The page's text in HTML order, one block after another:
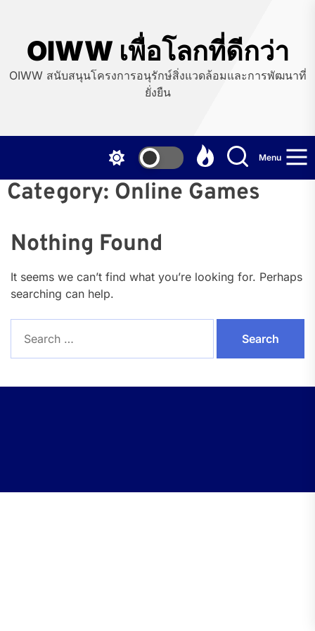
contentOIWW เพื่อโลกที่ดีกว่า
OIWW สนับสนุนโครงการอนุรักษ์สิ่งแวดล้อมและการพัฒนาที่
ยั่งยืน
Menu
Category: Online Games
Nothing Found
It seems we can’t find what you’re looking for. Perhaps
searching can help.
for: